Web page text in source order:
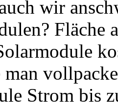
wir
Fläche
Strom bis